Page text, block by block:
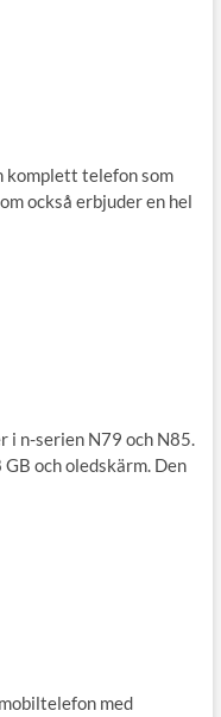
komplett telefon som
också erbjuder en hel
i n-serien N79 och N85.
och oledskärm. Den
med